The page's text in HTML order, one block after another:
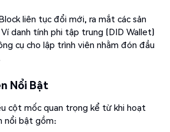
liên tục đổi mới, ra mắt các sản
danh tính phi tập trung (DID Wallet)
cụ cho lập trình viên nhằm đón đầu
Nổi Bật
cột mốc quan trọng kể từ khi hoạt
nổi bật gồm: